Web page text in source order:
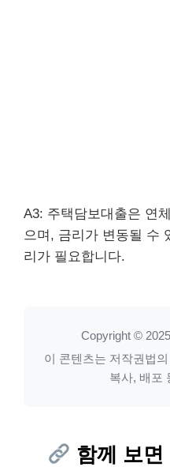
A3: 주택담보대출은 연
으며, 금리가 변동될 수
리가 필요합니다.
Copyright ©
이 콘텐츠는 저작권법
복사, 배포
함께 보